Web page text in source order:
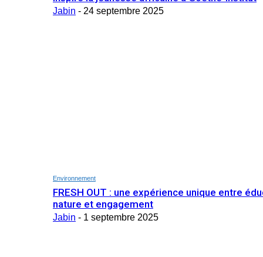
Jabin - 24 septembre 2025
Environnement
FRESH OUT : une expérience unique entre
nature et engagement
Jabin - 1 septembre 2025